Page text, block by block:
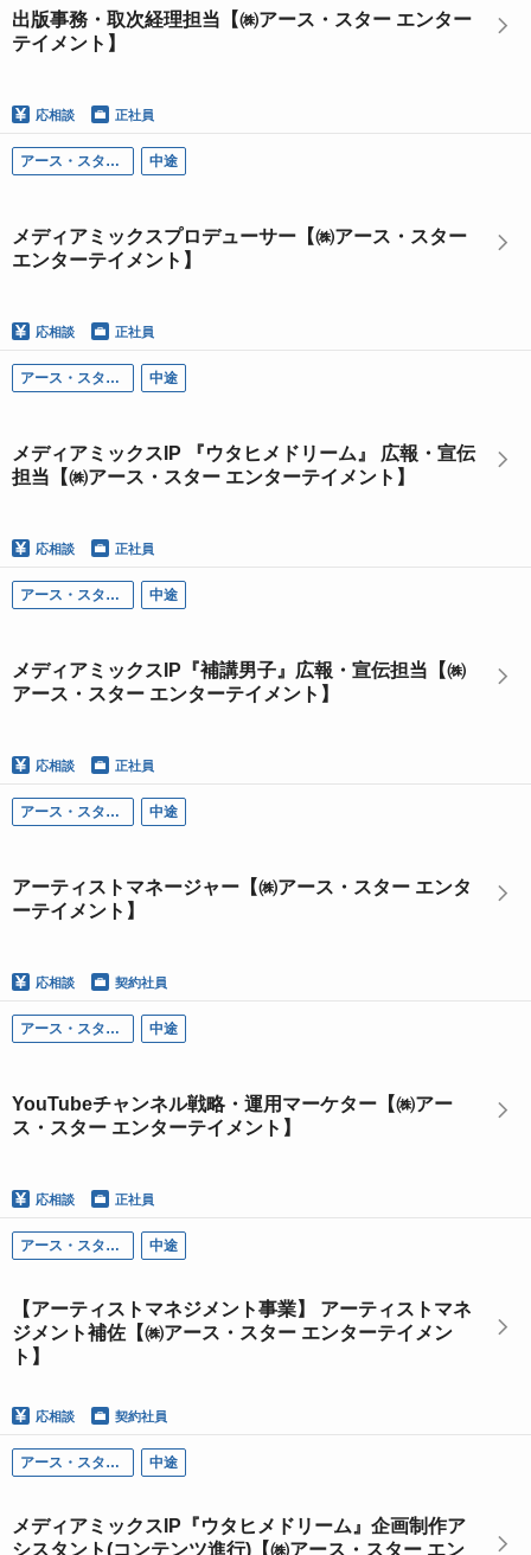
出版事務・取次経理担当【㈱アース・スター エンター
テイメント】
応相談 正社員
アース・スター エンターテイメント 中途
メディアミックスプロデューサー【㈱アース・スター
エンターテイメント】
応相談 正社員
アース・スター エンターテイメント 中途
メディアミックスIP 『ウタヒメドリーム』 広報・宣伝
担当【㈱アース・スター エンターテイメント】
応相談 正社員
アース・スター エンターテイメント 中途
メディアミックスIP『補講男子』広報・宣伝担当【㈱
アース・スター エンターテイメント】
応相談 正社員
アース・スター エンターテイメント 中途
アーティストマネージャー【㈱アース・スター エンタ
ーテイメント】
応相談 契約社員
アース・スター エンターテイメント 中途
YouTubeチャンネル戦略・運用マーケター【㈱アー
ス・スター エンターテイメント】
応相談 正社員
アース・スター エンターテイメント 中途
【アーティストマネジメント事業】 アーティストマネ
ジメント補佐【㈱アース・スター エンターテイメン
ト】
応相談 契約社員
アース・スター エンターテイメント 中途
メディアミックスIP『ウタヒメドリーム』企画制作ア
シスタント(コンテンツ進行)【㈱アース・スター エン